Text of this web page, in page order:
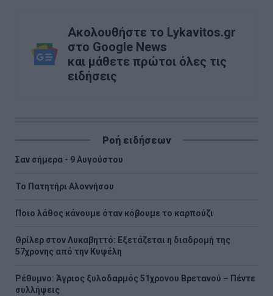
Ακολουθήστε το Lykavitos.gr
στο Google News
και μάθετε πρώτοι όλες τις
ειδήσεις
Ροή ειδήσεων
Σαν σήμερα - 9 Αυγούστου
Το Πατητήρι Αλοννήσου
Ποιο λάθος κάνουμε όταν κόβουμε το καρπούζι
Θρίλερ στον Λυκαβηττό: Εξετάζεται η διαδρομή της
57χρονης από την Κυψέλη
Ρέθυμνο: Άγριος ξυλοδαρμός 51χρονου Βρετανού – Πέντε
συλλήψεις